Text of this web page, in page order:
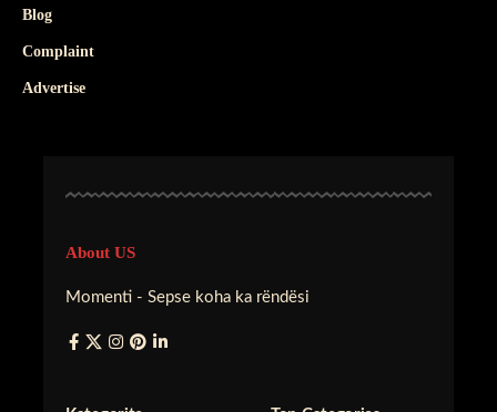
Blog
Complaint
Advertise
About US
Momenti - Sepse koha ka rëndësi